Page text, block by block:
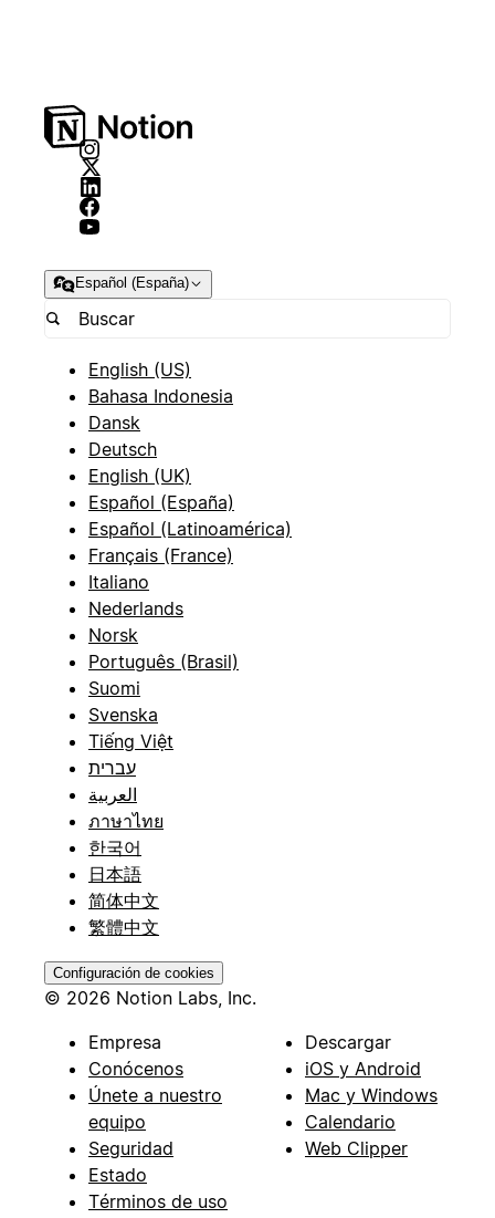
Español (España)
English (US)
Bahasa Indonesia
Dansk
Deutsch
English (UK)
Español (España)
Español (Latinoamérica)
Français (France)
Italiano
Nederlands
Norsk
Português (Brasil)
Suomi
Svenska
Tiếng Việt
עברית
العربية
ภาษาไทย
한국어
日本語
简体中文
繁體中文
Configuración de cookies
© 2026 Notion Labs, Inc.
Empresa
Conócenos
Únete a nuestro
equipo
Seguridad
Estado
Términos de uso
Descargar
iOS y Android
Mac y Windows
Calendario
Web Clipper